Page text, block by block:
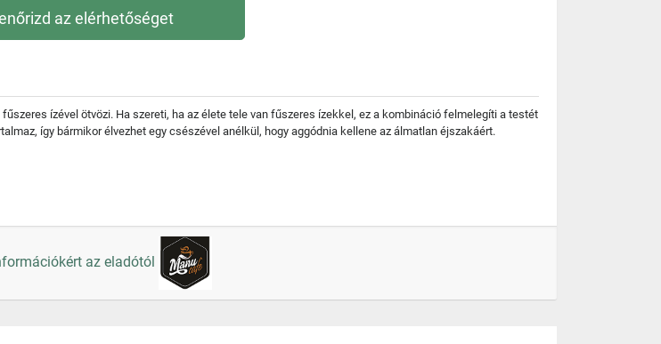
az elérhetőséget
ízével ötvözi. Ha szereti, ha az élete tele van fűszeres ízekkel, ez a kombináció felmelegíti a testét
így bármikor élvezhet egy csészével anélkül, hogy aggódnia kellene az álmatlan éjszakáért.
az eladótól